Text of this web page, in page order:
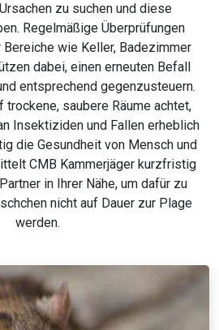
zu suchen und diese
Regelmäßige Überprüfungen
wie Keller, Badezimmer
dabei, einen erneuten Befall
entsprechend gegenzusteuern.
trockene, saubere Räume achtet,
Insektiziden und Fallen erheblich
die Gesundheit von Mensch und
CMB Kammerjäger kurzfristig
in Ihrer Nähe, um dafür zu
nicht auf Dauer zur Plage
werden.